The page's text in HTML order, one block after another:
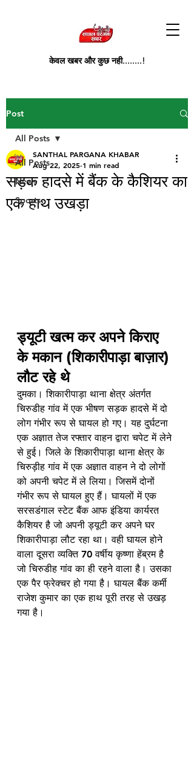
केवल खबर और कुछ नही........!
Post
All Posts
News
Sports
All Posts
सड़क हादसे में बैंक के कैशियर का
एक हाथ उखड़ा
SANTHAL PARGANA KHABAR
Aug 22, 2025 1 min read
ड्यूटी खत्म कर अपने किराए
के मकान (शिकारीपाड़ा बाज़ार)
लौट रहे थे
दुमका। शिकारीपाड़ा थाना क्षेत्र अंतर्गत
चिरुडीह गांव में एक भीषण सड़क हादसे में दो
लोग गंभीर रूप से घायल हो गए। यह दुर्घटना
एक अज्ञात तेज रफ्तार वाहन द्वारा चपेट में लेने
से हुई। जिले के शिकारीपाड़ा थाना क्षेत्र के
चिरुड़ीह गांव में एक अज्ञात वाहन ने दो लोगों
को अपनी चपेट में ले लिया। जिसमें दोनों
गंभीर रूप से घायल हुए हैं। घायलों में एक
सरसडंगाल स्टेट बैंक आफ इंडिया कार्यरत
कैशियर है जो अपनी ड्यूटी कर अपने घर
शिकारीपाड़ा लौट रहा था। वही घायल होने
वाला दूसरा व्यक्ति 70 वर्षीय कृष्णा हेंब्रम है
जो चिरुडीह गांव का ही रहने वाला है। उसका
एक पैर फ्रेक्चर हो गया है। घायल बैंक कर्मी
राजेश कुमार का एक हाथ पूरी तरह से उखड़
गया है।